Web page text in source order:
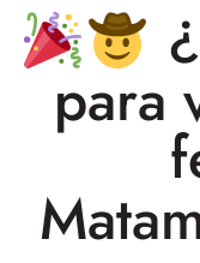
para